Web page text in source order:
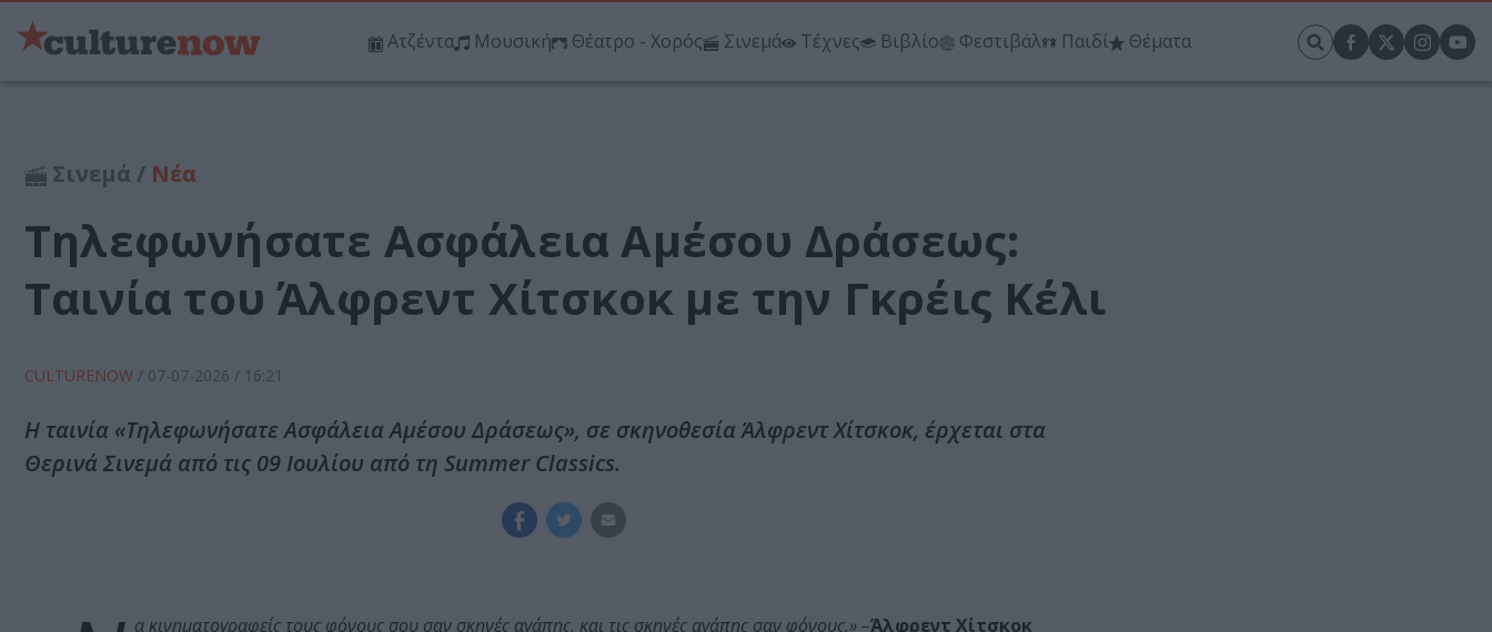
Ατζέντα Μουσική Θέατρο - Χορός Σινεμά Τέχνες Βιβλίο Φεστιβάλ Παιδί Θέματα
Σινεμά / Νέα
Τηλεφωνήσατε Ασφάλεια Αμέσου Δράσεως:
Ταινία του Άλφρεντ Χίτσκοκ με την Γκρέις Κέλι
CULTURENOW / 07-07-2026 / 16:21
Η ταινία «Τηλεφωνήσατε Ασφάλεια Αμέσου Δράσεως», σε σκηνοθεσία Άλφρεντ Χίτσκοκ, έρχεται στα
Θερινά Σινεμά από τις 09 Ιουλίου από τη Summer Classics.
α κινηματογραφείς τους φόνους σου σαν σκηνές αγάπης, και τις σκηνές αγάπης σαν φόνους.» –Άλφρεντ Χίτσκοκ